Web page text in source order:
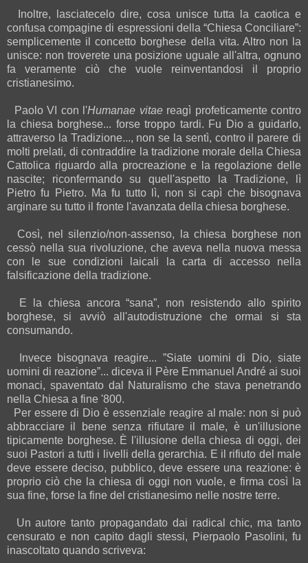
Inoltre, lasciatecelo dire, cosa unisce tutta la caotica e
confusa compagine di espressioni della “Chiesa Conciliare”:
semplicemente il concetto borghese della vita. Altro non la
unisce: non troverete una posizione uguale all'altra, ognuno
fa veramente ciò che vuole reinventandosi il proprio
cristianesimo.
Paolo VI con l'Humanae vitaereagì profeticamente contro
la chiesa borghese... forse troppo tardi. Fu Dio a guidarlo,
attraverso la Tradizione..., non se la sentì, contro il parere di
molti prelati, di contraddire la tradizione morale della Chiesa
Cattolica riguardo alla procreazione e la regolazione delle
nascite; riconfermando su quell'aspetto la Tradizione, lì
Pietro fu Pietro. Ma fu tutto lì, non si capì che bisognava
arginare su tutto il fronte l'avanzata della chiesa borghese.
Così, nel silenzio/non-assenso, la chiesa borghese non
cessò nella sua rivoluzione, che aveva nella nuova messa
con le sue condizioni laicali la carta di accesso nella
falsificazione della tradizione.
E la chiesa ancora “sana”, non resistendo allo spirito
borghese, si avviò all'autodistruzione che ormai si sta
consumando.
Invece bisognava reagire... ”Siate uomini di Dio, siate
uomini di reazione”... diceva il Père Emmanuel André ai suoi
monaci, spaventato dal Naturalismo che stava penetrando
nella Chiesa a fine '800.
Per essere di Dio è essenziale reagire al male: non si può
abbracciare il bene senza rifiutare il male, è un'illusione
tipicamente borghese. È l'illusione della chiesa di oggi, dei
suoi Pastori a tutti i livelli della gerarchia. E il rifiuto del male
deve essere deciso, pubblico, deve essere una reazione: è
proprio ciò che la chiesa di oggi non vuole, e firma così la
sua fine, forse la fine del cristianesimo nelle nostre terre.
Un autore tanto propagandato dai radical chic, ma tanto
censurato e non capito dagli stessi, Pierpaolo Pasolini, fu
inascoltato quando scriveva: